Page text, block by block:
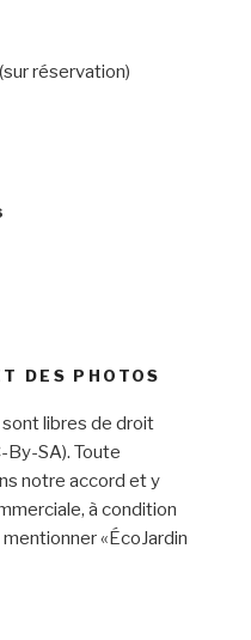
réservation)
DES PHOTOS
libres de droit
By-SA). Toute
notre accord et y
à condition
«ÉcoJardin